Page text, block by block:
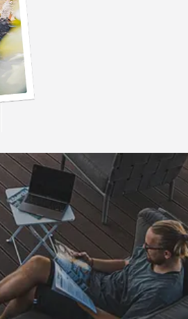
„- Retouren Bearbeitung wurde
umgehend erledigt“
04.08.2026